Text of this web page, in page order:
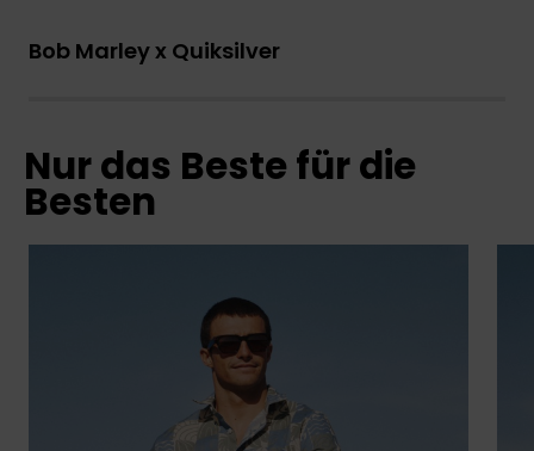
Bob Marley x Quiksilver
Nur das Beste für die
Besten